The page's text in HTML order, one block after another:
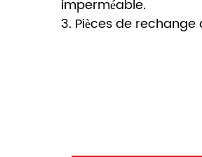
imperméable.
3. Pièces de